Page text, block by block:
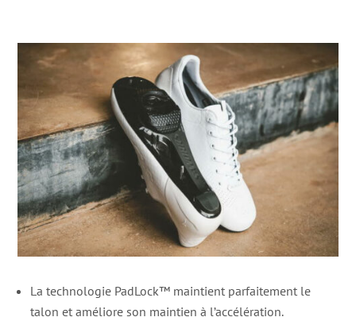
La technologie PadLock™ maintient parfaitement le
talon et améliore son maintien à l’accélération.